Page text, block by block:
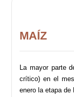
MAÍZ
La mayor parte
crítico) en el
enero la etapa de